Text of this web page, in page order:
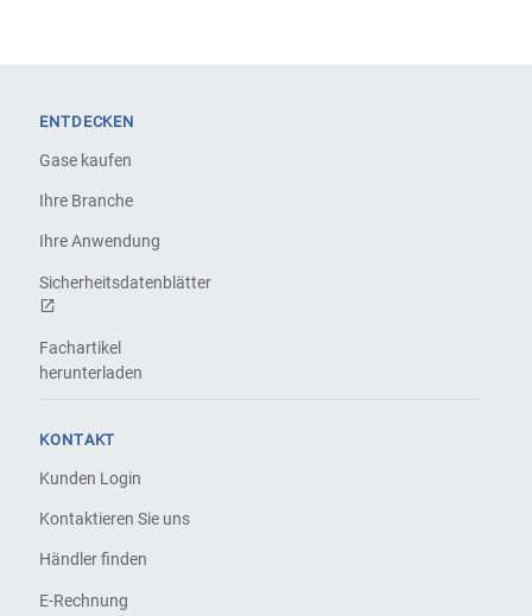
ENTDECKEN
Gase kaufen
Ihre Branche
Ihre Anwendung
Sicherheitsdatenblätter
Fachartikel
herunterladen
KONTAKT
Kunden Login
Kontaktieren Sie uns
Händler finden
E-Rechnung